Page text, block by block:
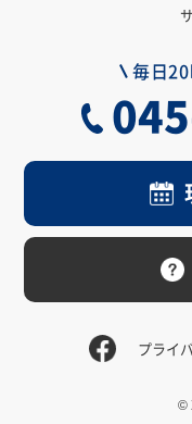
毎日
プライ
©